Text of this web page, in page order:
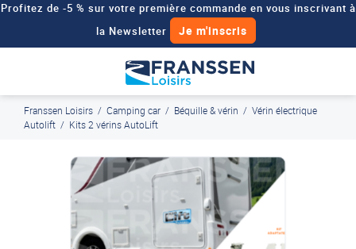
Je m'inscris
Besoin d'un devis personnalisé pour votre véhicule de loisirs ?
Demander un devis
Paiement en ligne sécurisé, en 4x par Paypal J'en profite
Franssen Loisirs / Camping car / Béquille & vérin / Vérin électrique
Autolift / Kits 2 vérins AutoLift